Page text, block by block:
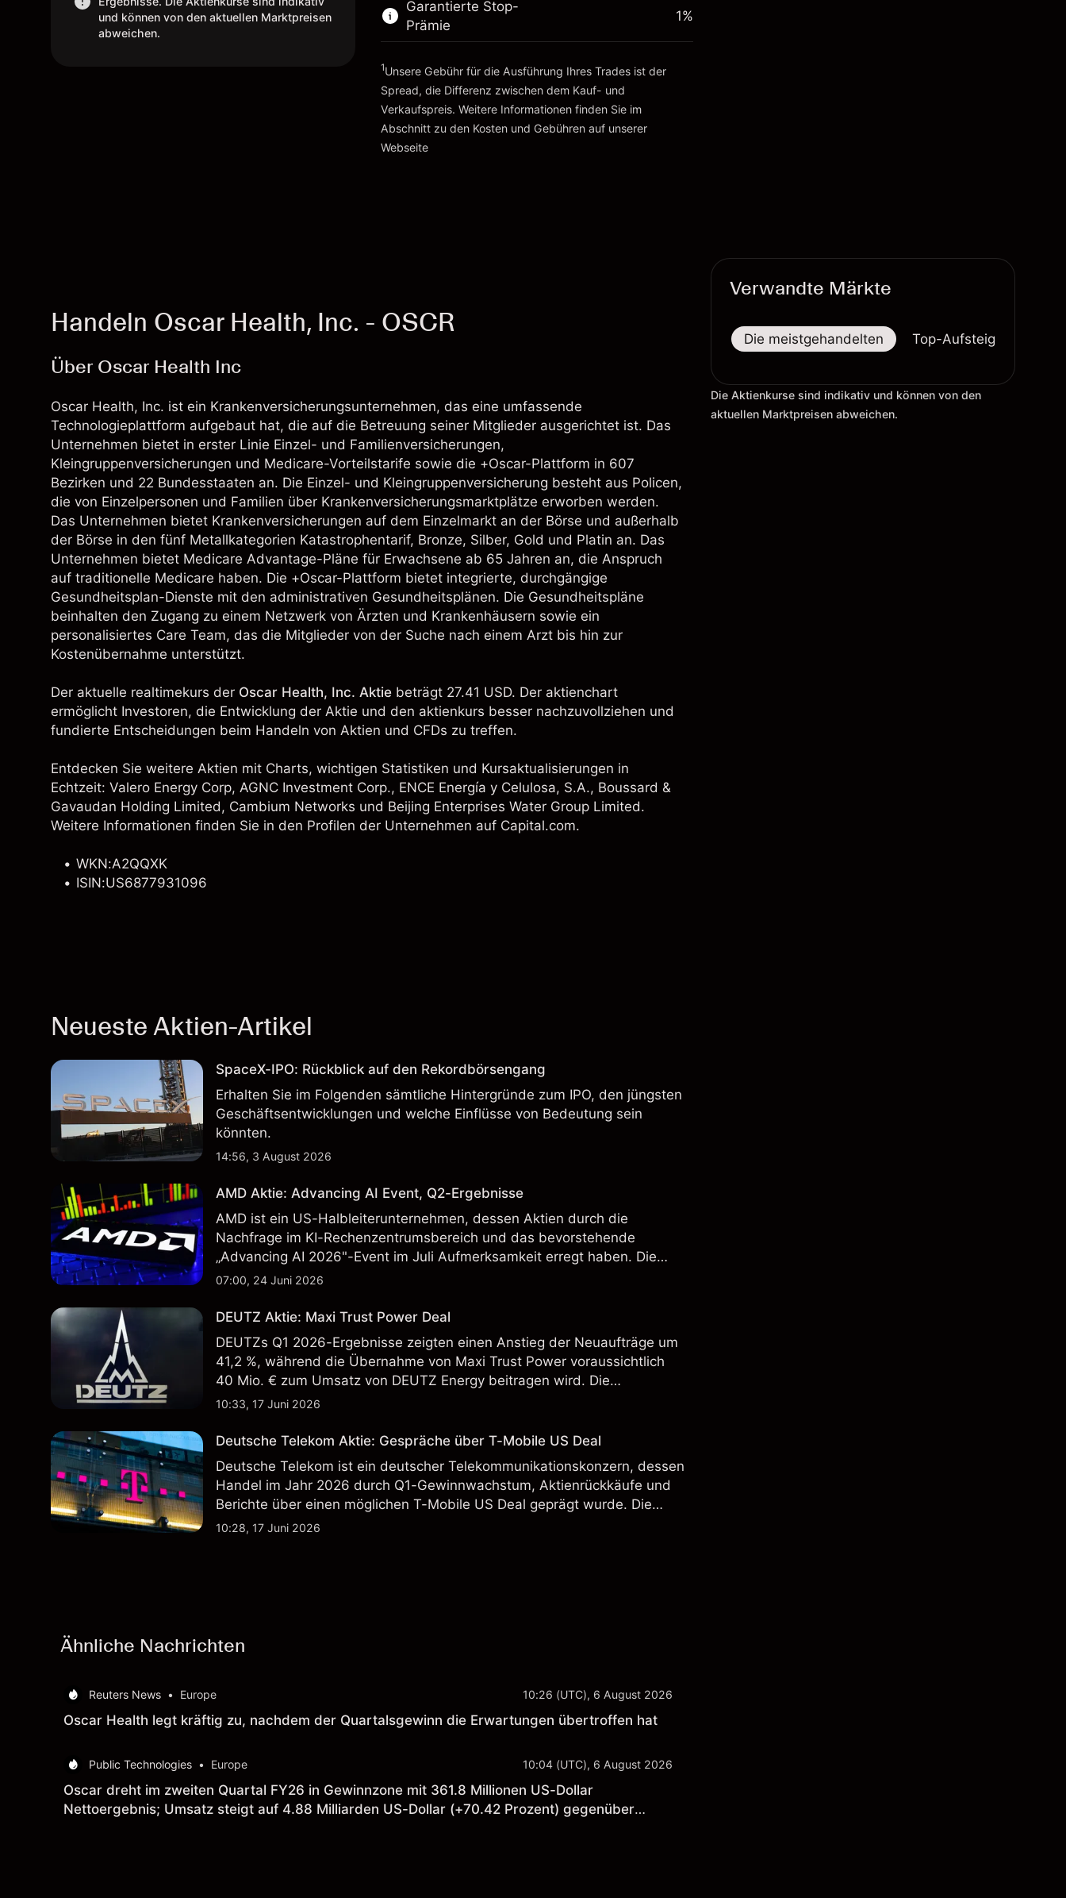
und können von den aktuellen Marktpreisen
abweichen.
Geld aus Hebelwirkung ~
Garantierte Stop-
Prämie
Kosten und Gebühren
1%
1Unsere Gebühr für die Ausführung Ihres Trades ist der
Spread, die Differenz zwischen dem Kauf- und
Verkaufspreis. Weitere Informationen finden Sie im
Abschnitt zu den Kosten und Gebühren auf unserer
Webseite
Handeln Oscar Health, Inc. - OSCR
Über Oscar Health Inc
Oscar Health, Inc. ist ein Krankenversicherungsunternehmen, das eine umfassende
Technologieplattform aufgebaut hat, die auf die Betreuung seiner Mitglieder ausgerichtet ist. Das
Unternehmen bietet in erster Linie Einzel- und Familienversicherungen,
Kleingruppenversicherungen und Medicare-Vorteilstarife sowie die +Oscar-Plattform in 607
Bezirken und 22 Bundesstaaten an. Die Einzel- und Kleingruppenversicherung besteht aus Policen,
die von Einzelpersonen und Familien über Krankenversicherungsmarktplätze erworben werden.
Das Unternehmen bietet Krankenversicherungen auf dem Einzelmarkt an der Börse und außerhalb
der Börse in den fünf Metallkategorien Katastrophentarif, Bronze, Silber, Gold und Platin an. Das
Unternehmen bietet Medicare Advantage-Pläne für Erwachsene ab 65 Jahren an, die Anspruch
auf traditionelle Medicare haben. Die +Oscar-Plattform bietet integrierte, durchgängige
Gesundheitsplan-Dienste mit den administrativen Gesundheitsplänen. Die Gesundheitspläne
beinhalten den Zugang zu einem Netzwerk von Ärzten und Krankenhäusern sowie ein
personalisiertes Care Team, das die Mitglieder von der Suche nach einem Arzt bis hin zur
Kostenübernahme unterstützt.
Der aktuelle realtimekurs der Oscar Health, Inc. Aktie beträgt 27.41 USD. Der aktienchart
ermöglicht Investoren, die Entwicklung der Aktie und den aktienkurs besser nachzuvollziehen und
fundierte Entscheidungen beim Handeln von Aktien und CFDs zu treffen.
Entdecken Sie weitere Aktien mit Charts, wichtigen Statistiken und Kursaktualisierungen in
Echtzeit: Valero Energy Corp, AGNC Investment Corp., ENCE Energía y Celulosa, S.A., Boussard &
Gavaudan Holding Limited, Cambium Networks und Beijing Enterprises Water Group Limited.
Weitere Informationen finden Sie in den Profilen der Unternehmen auf Capital.com.
WKN:A2QQXK
ISIN:US6877931096
Neueste Aktien-Artikel
SpaceX-IPO: Rückblick auf den Rekordbörsengang
Erhalten Sie im Folgenden sämtliche Hintergründe zum IPO, den jüngsten
Geschäftsentwicklungen und welche Einflüsse von Bedeutung sein
könnten.
14:56, 3 August 2026
AMD Aktie: Advancing AI Event, Q2-Ergebnisse
AMD ist ein US-Halbleiterunternehmen, dessen Aktien durch die
Nachfrage im KI-Rechenzentrumsbereich und das bevorstehende
„Advancing AI 2026"-Event im Juli Aufmerksamkeit erregt haben. Die
Wertentwicklung in der Vergangenheit ist kein verlässlicher Indikator für
07:00, 24 Juni 2026
DEUTZ Aktie: Maxi Trust Power Deal
DEUTZs Q1 2026-Ergebnisse zeigten einen Anstieg der Neuaufträge um
41,2 %, während die Übernahme von Maxi Trust Power voraussichtlich
40 Mio. € zum Umsatz von DEUTZ Energy beitragen wird. Die
Wertentwicklung in der Vergangenheit ist kein verlässlicher Indikator für
10:33, 17 Juni 2026
Deutsche Telekom Aktie: Gespräche über T-Mobile US Deal
Deutsche Telekom ist ein deutscher Telekommunikationskonzern, dessen
Handel im Jahr 2026 durch Q1-Gewinnwachstum, Aktienrückkäufe und
Berichte über einen möglichen T-Mobile US Deal geprägt wurde. Die
Wertentwicklung in der Vergangenheit ist kein verlässlicher Indikator für
10:28, 17 Juni 2026
Ähnliche Nachrichten
Reuters News • Europe 10:26 (UTC), 6 August 2026
Oscar Health legt kräftig zu, nachdem der Quartalsgewinn die Erwartungen übertroffen hat
Public Technologies • Europe 10:04 (UTC), 6 August 2026
Oscar dreht im zweiten Quartal FY26 in Gewinnzone mit 361.8 Millionen US-Dollar
Nettoergebnis; Umsatz steigt auf 4.88 Milliarden US-Dollar (+70.42 Prozent) gegenüber
Verwandte Märkte
Die meistgehandelten Top-Aufsteiger
Die Aktienkurse sind indikativ und können von den
aktuellen Marktpreisen abweichen.